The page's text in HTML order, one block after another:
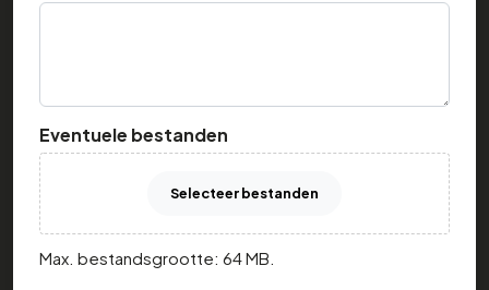
Eventuele bestanden
Selecteer bestanden
Max. bestandsgrootte: 64 MB.